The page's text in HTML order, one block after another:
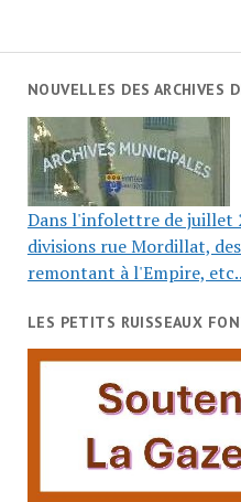
NOUVELLES DES ARCHIVES
Dans l'infolettre de juillet
divisions rue Mordillat,
remontant à l'Empire,
LES PETITS RUISSEAUX